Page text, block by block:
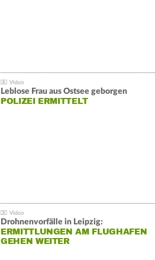
Leblose Frau aus Ostsee geborgen
POLIZEI ERMITTELT
Drohnenvorfälle in Leipzig:
ERMITTLUNGEN AM FLUGHAFEN
GEHEN WEITER